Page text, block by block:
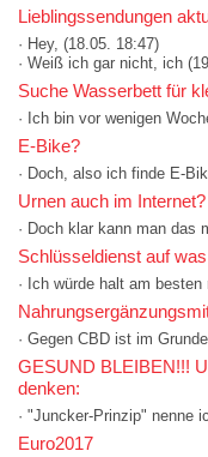
Lieblingssendungen
· Hey, (18.05. 18:47)
· Weiß ich gar nicht, ich
Suche Wasserbett für
· Ich bin vor wenigen
E-Bike?
· Doch, also ich finde E-
Urnen auch im Internet?
· Doch klar kann man das
Schlüsseldienst auf
· Ich würde halt am besten
· Gegen CBD ist im
GESUND BLEIBEN!!!
denken:
· "Juncker-Prinzip" nenne
Euro2017